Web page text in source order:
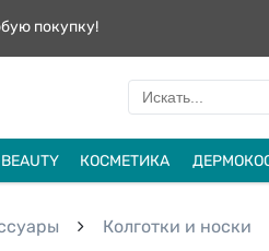
покупку!
КОСМЕТИКА
Колготки и носки